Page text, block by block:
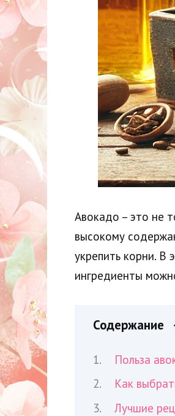
Авокадо – это не
высокому
укрепить корни. В
ингредиенты
Содержание
Польза
Как
Лучшие